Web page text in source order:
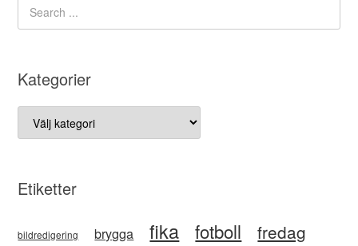
Kategorier
Kategorier
Etiketter
bildredigering brygga fika fotboll fredag